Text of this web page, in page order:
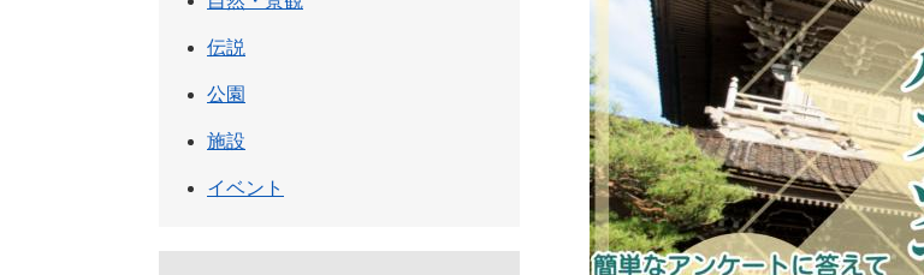
伝説
公園
施設
イベント